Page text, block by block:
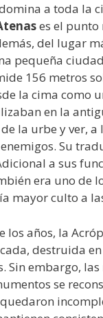
a toda la
es el punto
del lugar
pequeña
156 metros
la cima como
en la
la urbe y ver, a
Su
a sus
era uno de
mayor culto a
los años, la
destruida
Sin embargo, las
se